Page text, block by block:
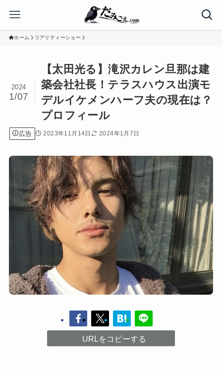
ホーム リアリティーショー
【太田光る】滝沢カレン旦那は建
築会社社長！テラスハウス出演モ
デルイケメンハーフ夫の現在は？
プロフィール
2024
1/07
広告 2023年11月14日 2024年1月7日
URLをコピーする